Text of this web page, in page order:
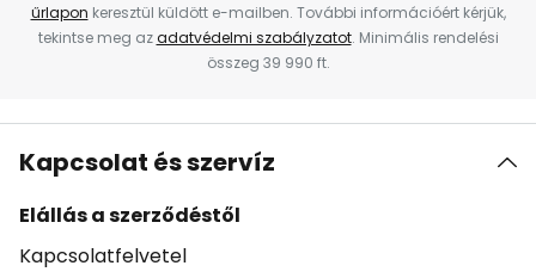
űrlapon keresztül küldött e-mailben. További információért kérjük,
tekintse meg azadatvédelmi szabályzatot. Minimális rendelési
összeg 39 990 ft.
Kapcsolat és szervíz
Elállás a szerződéstől
Kapcsolatfelvetel